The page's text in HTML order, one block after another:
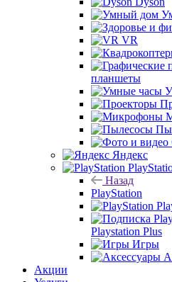
VR
планшеты
Яндекс
Назад
PlayStation
Playstation Plus
Игры
Акции